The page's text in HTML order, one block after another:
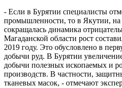
- Если в Бурятии специалисты
промышленности, то в Якутии, на
сокращалась динамика
Магаданской области рост
2019 году. Это обусловлено в
добычи руд. В Бурятии увеличение
добычи полезных ископаемых и
производств. В частности,
тканевых масок, - отмечают